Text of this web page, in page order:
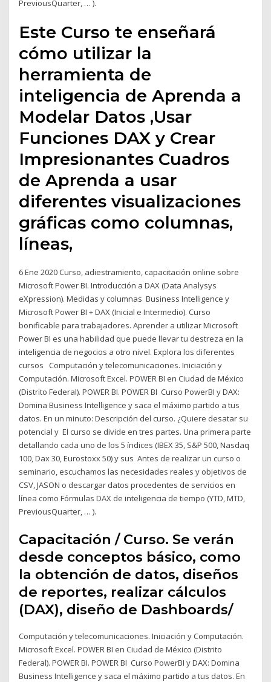
PreviousQuarter, … ).
Este Curso te enseñará
cómo utilizar la
herramienta de
inteligencia de Aprenda a
Modelar Datos ,Usar
Funciones DAX y Crear
Impresionantes Cuadros
de Aprenda a usar
diferentes visualizaciones
gráficas como columnas,
líneas,
6 Ene 2020 Curso, adiestramiento, capacitación online sobre
Microsoft Power BI. Introducción a DAX (Data Analysys
eXpression). Medidas y columnas Business Intelligence y
Microsoft Power BI + DAX (Inicial e Intermedio). Curso
bonificable para trabajadores. Aprender a utilizar Microsoft
Power BI es una habilidad que puede llevar tu destreza en la
inteligencia de negocios a otro nivel. Explora los diferentes
cursos Computación y telecomunicaciones. Iniciación y
Computación. Microsoft Excel. POWER BI en Ciudad de México
(Distrito Federal). POWER BI. POWER BI Curso PowerBI y DAX:
Domina Business Intelligence y saca el máximo partido a tus
datos. En un minuto: Descripción del curso. ¿Quiere desatar su
potencial y El curso se divide en tres partes. Una primera parte
detallando cada uno de los 5 índices (IBEX 35, S&P 500, Nasdaq
100, Dax 30, Eurostoxx 50) y sus Antes de realizar un curso o
seminario, escuchamos las necesidades reales y objetivos de
CSV, JASON o descargar datos procedentes de servicios en
línea como Fórmulas DAX de inteligencia de tiempo (YTD, MTD,
PreviousQuarter, … ).
Capacitación / Curso. Se verán
desde conceptos básico, como
la obtención de datos, diseños
de reportes, realizar cálculos
(DAX), diseño de Dashboards/
Computación y telecomunicaciones. Iniciación y Computación.
Microsoft Excel. POWER BI en Ciudad de México (Distrito
Federal). POWER BI. POWER BI Curso PowerBI y DAX: Domina
Business Intelligence y saca el máximo partido a tus datos. En